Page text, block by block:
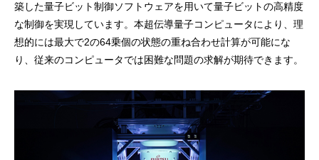
築した量子ビット制御ソフトウェアを用いて量子ビットの高精度
な制御を実現しています。本超伝導量子コンピュータにより、理
想的には最大で2の64乗個の状態の重ね合わせ計算が可能にな
り、従来のコンピュータでは困難な問題の求解が期待できます。